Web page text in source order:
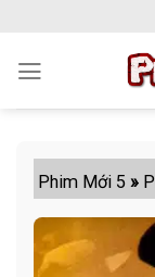
content
Phim Mới 5 »